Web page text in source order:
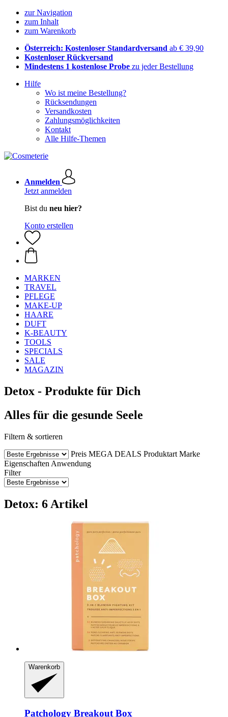
zur Navigation
zum Inhalt
zum Warenkorb
Österreich: Kostenloser Standardversand ab € 39,90
Kostenloser Rückversand
Mindestens 1 kostenlose Probe zu jeder Bestellung
Hilfe
Wo ist meine Bestellung?
Rücksendungen
Versandkosten
Zahlungsmöglichkeiten
Kontakt
Alle Hilfe-Themen
Anmelden
Jetzt anmelden
Bist du neu hier?
Konto erstellen
MARKEN
TRAVEL
PFLEGE
MAKE-UP
HAARE
DUFT
K-BEAUTY
TOOLS
SPECIALS
SALE
MAGAZIN
Detox - Produkte für Dich
Alles für die gesunde Seele
Filtern & sortieren
Preis MEGA DEALS Produktart Marke
Eigenschaften Anwendung
Filter
Detox: 6 Artikel
Warenkorb
Patchology Breakout Box